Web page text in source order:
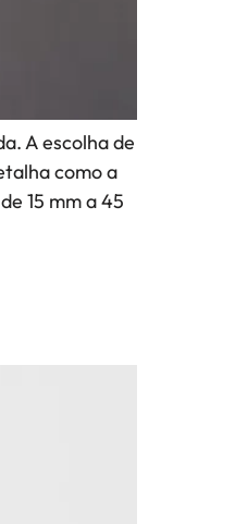
A escolha de
como a
15 mm a 45